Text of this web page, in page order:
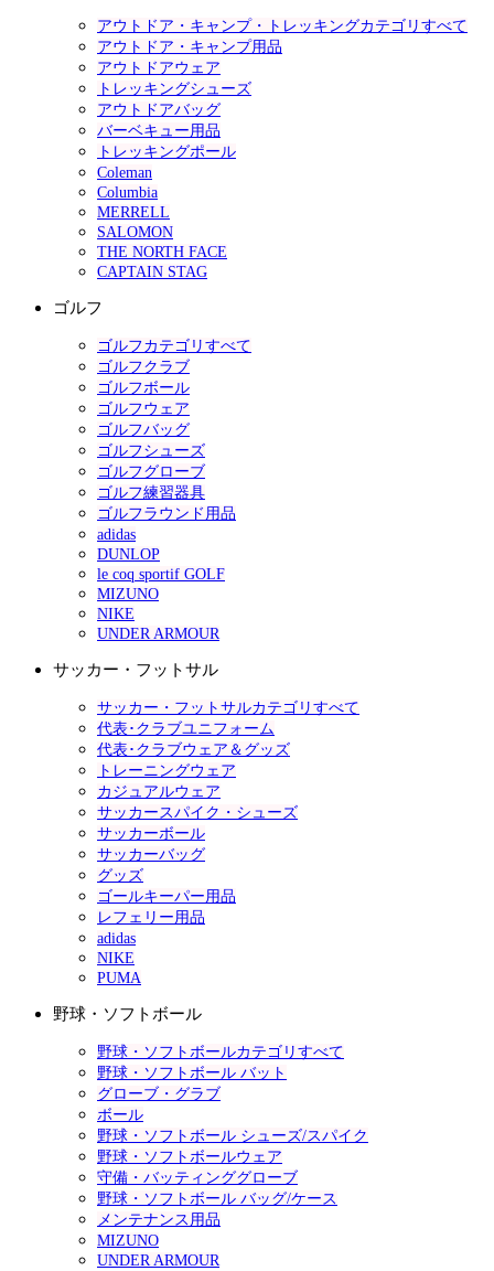
アウトドア・キャンプ・トレッキングカテゴリすべて
アウトドア・キャンプ用品
アウトドアウェア
トレッキングシューズ
アウトドアバッグ
バーベキュー用品
トレッキングポール
Coleman
Columbia
MERRELL
SALOMON
THE NORTH FACE
CAPTAIN STAG
ゴルフ
ゴルフカテゴリすべて
ゴルフクラブ
ゴルフボール
ゴルフウェア
ゴルフバッグ
ゴルフシューズ
ゴルフグローブ
ゴルフ練習器具
ゴルフラウンド用品
adidas
DUNLOP
le coq sportif GOLF
MIZUNO
NIKE
UNDER ARMOUR
サッカー・フットサル
サッカー・フットサルカテゴリすべて
代表･クラブユニフォーム
代表･クラブウェア＆グッズ
トレーニングウェア
カジュアルウェア
サッカースパイク・シューズ
サッカーボール
サッカーバッグ
グッズ
ゴールキーパー用品
レフェリー用品
adidas
NIKE
PUMA
野球・ソフトボール
野球・ソフトボールカテゴリすべて
野球・ソフトボール バット
グローブ・グラブ
ボール
野球・ソフトボール シューズ/スパイク
野球・ソフトボールウェア
守備・バッティンググローブ
野球・ソフトボール バッグ/ケース
メンテナンス用品
MIZUNO
UNDER ARMOUR